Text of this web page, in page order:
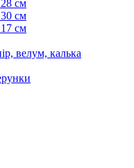
см
см
см
велум, калька